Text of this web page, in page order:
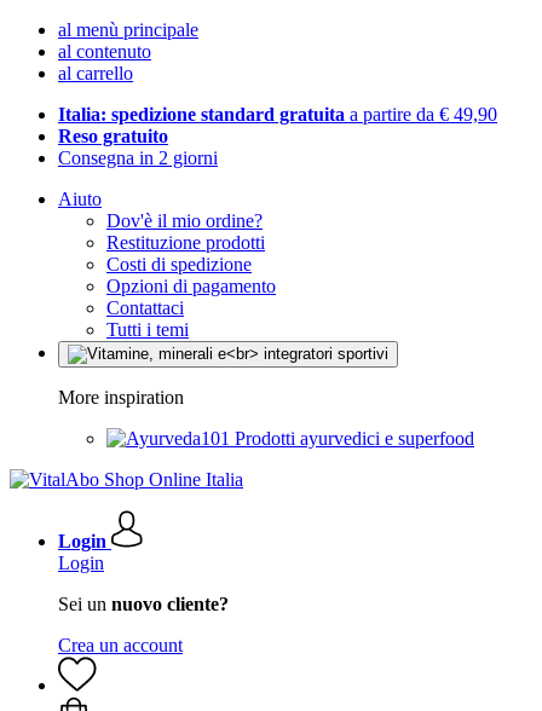
al menù principale
al contenuto
al carrello
Italia: spedizione standard gratuita a partire da € 49,90
Reso gratuito
Consegna in 2 giorni
Aiuto
Dov'è il mio ordine?
Restituzione prodotti
Costi di spedizione
Opzioni di pagamento
Contattaci
Tutti i temi
More inspiration
Prodotti ayurvedici e superfood
Login
Login
Sei un nuovo cliente?
Crea un account